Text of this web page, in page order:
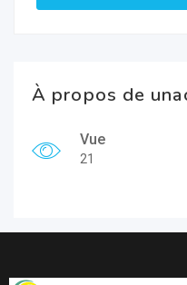
À propos de
Vue
21